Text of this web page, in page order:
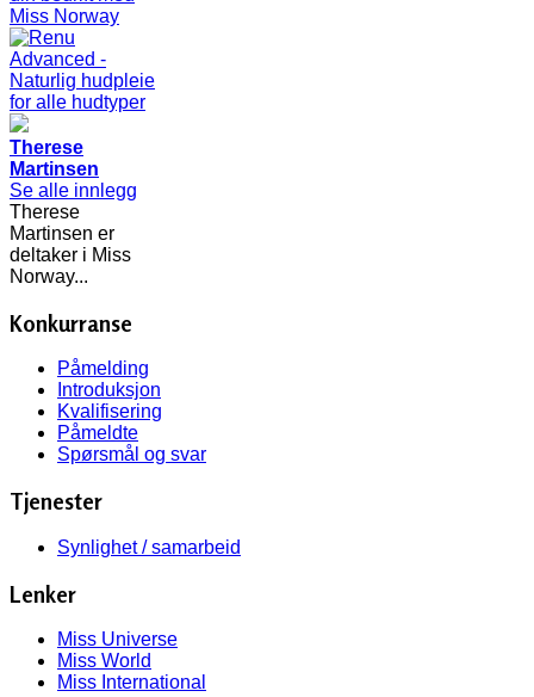
Therese
Martinsen
Se alle innlegg
Therese
Martinsen er
deltaker i Miss
Norway...
Konkurranse
Påmelding
Introduksjon
Kvalifisering
Påmeldte
Spørsmål og svar
Tjenester
Synlighet / samarbeid
Lenker
Miss Universe
Miss World
Miss International